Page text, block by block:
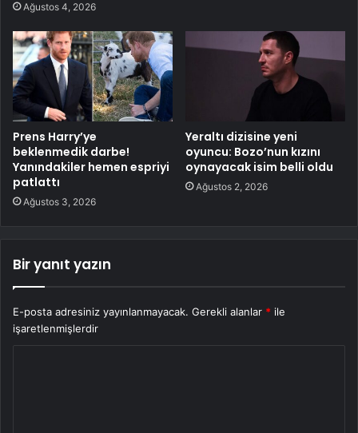
Ağustos 4, 2026
Prens Harry’ye
beklenmedik darbe!
Yanındakiler hemen espriyi
patlattı
Ağustos 3, 2026
Yeraltı dizisine yeni
oyuncu: Bozo’nun kızını
oynayacak isim belli oldu
Ağustos 2, 2026
Bir yanıt yazın
E-posta adresiniz yayınlanmayacak. Gerekli alanlar * ile
işaretlenmişlerdir